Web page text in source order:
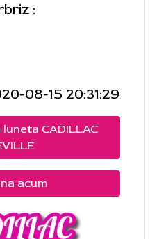
:
08-15 20:31:29
CADILLAC
acum